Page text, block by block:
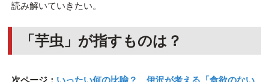
読み解いていきたい。
「芋虫」が指すものは？
次ページ： いったい何の比喩？ 伊沢が考える「食欲のない